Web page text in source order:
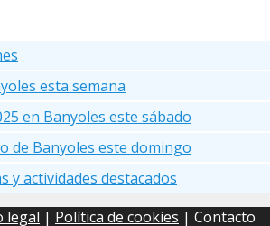
esta semana
en Banyoles este sábado
de Banyoles este domingo
y actividades destacados
legal | Política de cookies | Contacto